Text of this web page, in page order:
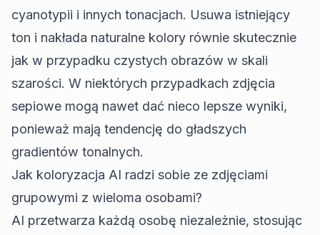
cyanotypii i innych tonacjach. Usuwa istniejący
ton i nakłada naturalne kolory równie skutecznie
jak w przypadku czystych obrazów w skali
szarości. W niektórych przypadkach zdjęcia
sepiowe mogą nawet dać nieco lepsze wyniki,
ponieważ mają tendencję do gładszych
gradientów tonalnych.
Jak koloryzacja AI radzi sobie ze zdjęciami
grupowymi z wieloma osobami?
AI przetwarza każdą osobę niezależnie, stosując